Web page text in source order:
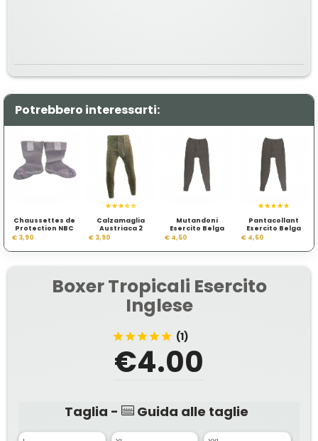
Potrebbero interessarti:
Chaussettes de
Protection NBC
€ 3,90
Calzamaglia
Austriaca 2
Scelta
€ 3,90
Mutandoni
Esercito Belga
€ 4,50
Pantacollant
Esercito Belga
€ 4,50
Boxer Tropicali Esercito
Inglese
(1)
€4.00
Taglia - Guida alle taglie